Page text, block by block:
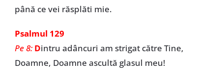
până ce vei răsplăti mie.
Psalmul 129
Pe 8: Dintru adâncuri am strigat către Tine,
Doamne, Doamne ascultă glasul meu!